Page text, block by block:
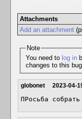
Attachments
Add an attachment
Note
You need to log inbefore you can comment on or make
changes to this bug.
globonet 2023-04-
ПРосьба